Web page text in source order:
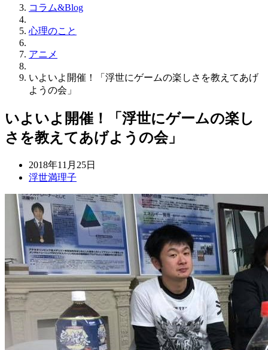
コラム&Blog
心理のこと
アニメ
いよいよ開催！「浮世にゲームの楽しさを教えてあげ
ようの会」
いよいよ開催！「浮世にゲームの楽し
さを教えてあげようの会」
2018年11月25日
浮世満理子